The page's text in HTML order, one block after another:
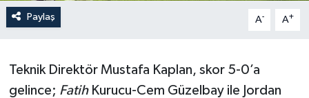
Paylaş A- A+
Teknik Direktör Mustafa Kaplan, skor 5-0’a
gelince; Fatih Kurucu-Cem Güzelbay ile Jordan